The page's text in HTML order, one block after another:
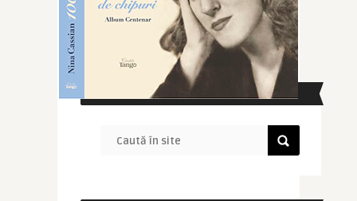
CAUTĂ ÎN SITE